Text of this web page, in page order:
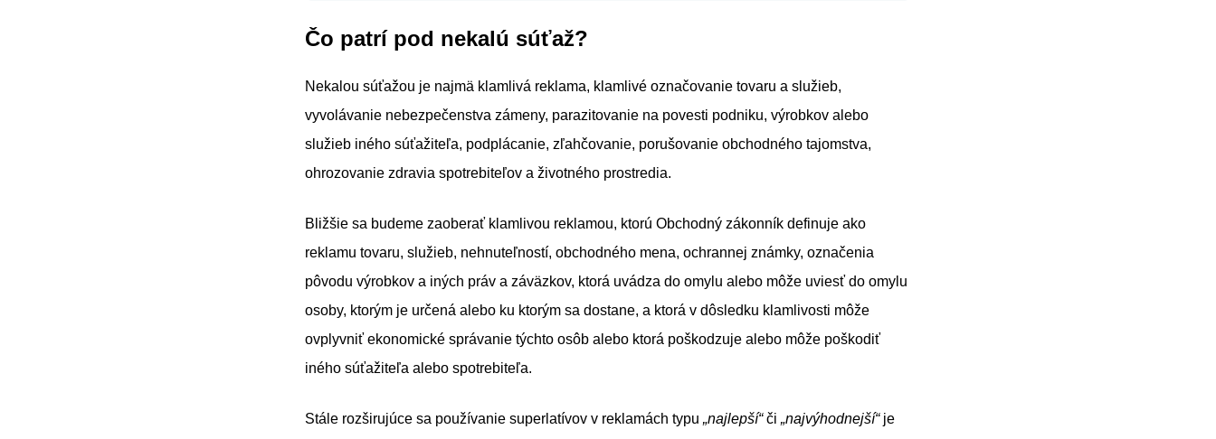
Čo patrí pod nekalú súťaž?
Nekalou súťažou je najmä klamlivá reklama, klamlivé označovanie tovaru a služieb,
vyvolávanie nebezpečenstva zámeny, parazitovanie na povesti podniku, výrobkov alebo
služieb iného súťažiteľa, podplácanie, zľahčovanie, porušovanie obchodného tajomstva,
ohrozovanie zdravia spotrebiteľov a životného prostredia.
Bližšie sa budeme zaoberať klamlivou reklamou, ktorú Obchodný zákonník definuje ako
reklamu tovaru, služieb, nehnuteľností, obchodného mena, ochrannej známky, označenia
pôvodu výrobkov a iných práv a záväzkov, ktorá uvádza do omylu alebo môže uviesť do omylu
osoby, ktorým je určená alebo ku ktorým sa dostane, a ktorá v dôsledku klamlivosti môže
ovplyvniť ekonomické správanie týchto osôb alebo ktorá poškodzuje alebo môže poškodiť
iného súťažiteľa alebo spotrebiteľa.
Stále rozširujúce sa používanie superlatívov v reklamách typu „najlepší“či „najvýhodnejší“je